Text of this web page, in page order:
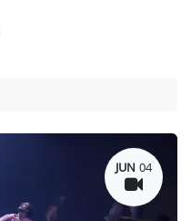
JUN 04